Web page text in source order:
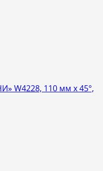
W4228, 110 мм х 45°,